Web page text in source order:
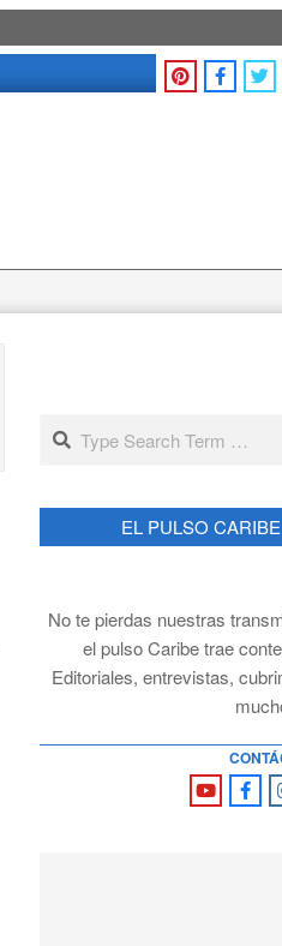
Search
EL PULSO
No te pierdas nuestras
el pulso Caribe trae
Editoriales, entrevistas,